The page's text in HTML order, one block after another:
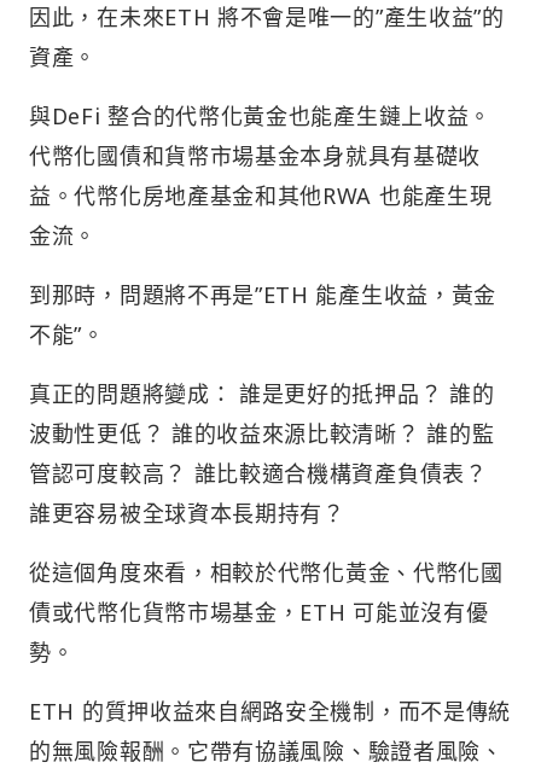
因此，在未來ETH 將不會是唯一的”產生收益”的
資產。
與DeFi 整合的代幣化黃金也能產生鏈上收益。
代幣化國債和貨幣市場基金本身就具有基礎收
益。代幣化房地產基金和其他RWA 也能產生現
金流。
到那時，問題將不再是”ETH 能產生收益，黃金
不能”。
真正的問題將變成： 誰是更好的抵押品？ 誰的
波動性更低？ 誰的收益來源比較清晰？ 誰的監
管認可度較高？ 誰比較適合機構資產負債表？
誰更容易被全球資本長期持有？
從這個角度來看，相較於代幣化黃金、代幣化國
債或代幣化貨幣市場基金，ETH 可能並沒有優
勢。
ETH 的質押收益來自網路安全機制，而不是傳統
的無風險報酬。它帶有協議風險、驗證者風險、